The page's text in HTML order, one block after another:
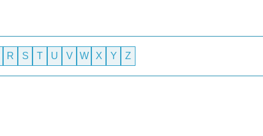
R S T U V W X Y Z